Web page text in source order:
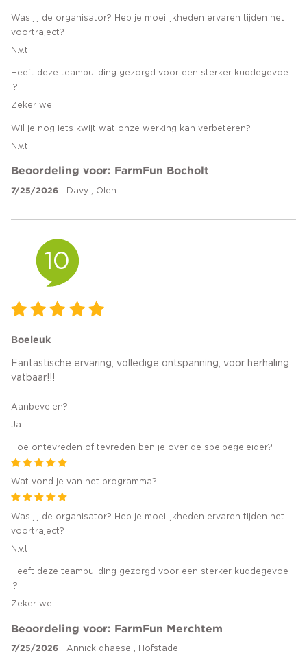
Was jij de organisator? Heb je moeilijkheden ervaren tijden het
voortraject?
N.v.t.
Heeft deze teambuilding gezorgd voor een sterker kuddegevoe
l?
Zeker wel
Wil je nog iets kwijt wat onze werking kan verbeteren?
N.v.t.
Beoordeling voor: FarmFun Bocholt
7/25/2026 Davy , Olen
10
Boeleuk
Fantastische ervaring, volledige ontspanning, voor herhaling
vatbaar!!!
Aanbevelen?
Ja
Hoe ontevreden of tevreden ben je over de spelbegeleider?
Wat vond je van het programma?
Was jij de organisator? Heb je moeilijkheden ervaren tijden het
voortraject?
N.v.t.
Heeft deze teambuilding gezorgd voor een sterker kuddegevoe
l?
Zeker wel
Beoordeling voor: FarmFun Merchtem
7/25/2026 Annick dhaese , Hofstade